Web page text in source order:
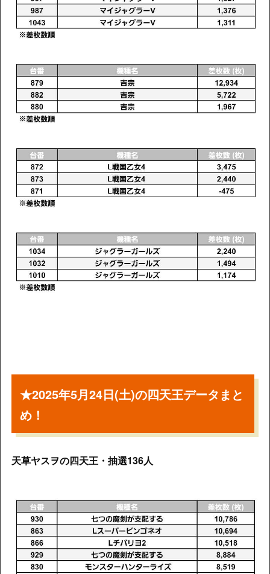
★2025年5月24日(土)の四天王データまと
め！
天草ヤスヲの四天王・抽選136人